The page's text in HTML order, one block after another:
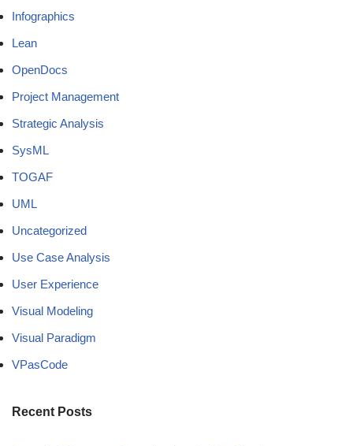
Infographics
Lean
OpenDocs
Project Management
Strategic Analysis
SysML
TOGAF
UML
Uncategorized
Use Case Analysis
User Experience
Visual Modeling
Visual Paradigm
VPasCode
Recent Posts